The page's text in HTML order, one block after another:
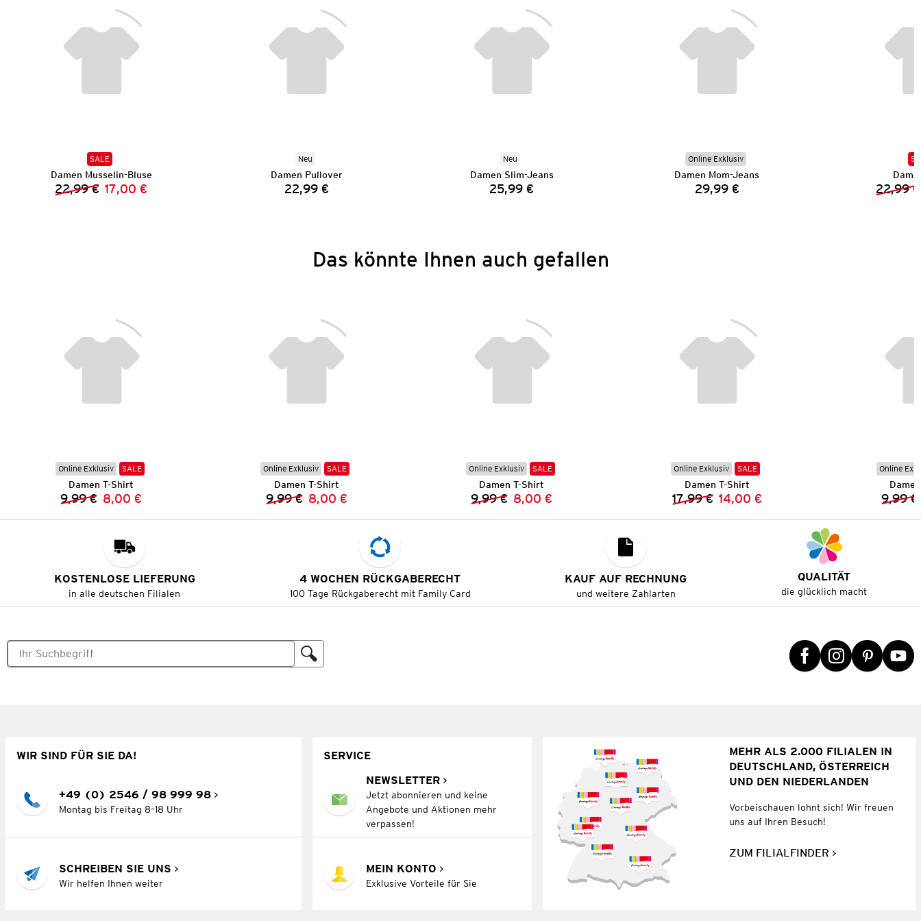
SALE
Damen Musselin-Bluse
Vorheriger Preis:
22,99 € Neuer Preis:
17,00 €
Neu
Damen Pullover
Preis:
22,99 €
Neu
Damen Slim-Jeans
Preis:
25,99 €
Online Exklusiv
Damen Mom-Jeans
Preis:
29,99 € 22,99 €
Das könnte Ihnen auch gefallen
Online Exklusiv SALE
Damen T-Shirt
Vorheriger Preis:
9,99 € Neuer Preis:
8,00 €
Online Exklusiv SALE
Damen T-Shirt
Vorheriger Preis:
9,99 € Neuer Preis:
8,00 €
Online Exklusiv SALE
Damen T-Shirt
Vorheriger Preis:
9,99 € Neuer Preis:
8,00 €
Online Exklusiv SALE
Damen T-Shirt
Vorheriger Preis:
17,99 € Neuer Preis:
14,00 €
Online
9,99 €
KOSTENLOSE LIEFERUNG
in alle deutschen Filialen
4 WOCHEN RÜCKGABERECHT
100 Tage Rückgaberecht mit Family Card
KAUF AUF RECHNUNG
und weitere Zahlarten
QUALITÄT
die glücklich macht
WIR SIND FÜR SIE DA!
+49 (0) 2546 / 98 999 98
Montag bis Freitag 8–18 Uhr
SCHREIBEN SIE UNS
Wir helfen Ihnen weiter
SERVICE
NEWSLETTER
Jetzt abonnieren und keine
Angebote und Aktionen mehr
verpassen!
MEIN KONTO
Exklusive Vorteile für Sie
MEHR ALS 2.000 FILIALEN IN
DEUTSCHLAND, ÖSTERREICH
UND DEN NIEDERLANDEN
Vorbeischauen lohnt sich! Wir freuen
uns auf Ihren Besuch!
ZUM FILIALFINDER